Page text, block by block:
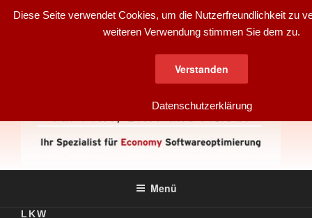
Menü
LKW
Diese Seite verwendet Cookies, um die Nutzerfreundlichkeit zu
weiteren Verwendung stimmen Sie dem zu.
Verstanden
Datenschutzerklärung